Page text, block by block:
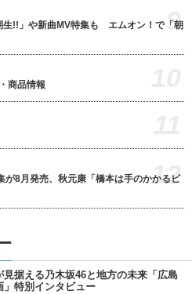
生!!」や新曲MV特集も エムオン！で「朝
9
商品情報
8月発売、秋元康「橋本は手のかかるビ
12
見据える乃木坂46と地方の未来「広島
」特別インタビュー